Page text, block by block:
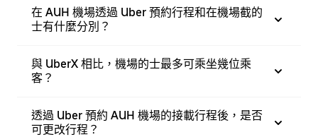
在 AUH 機場透過 Uber 預約行程和在機場截的
士有什麼分別？
與 UberX 相比，機場的士最多可乘坐幾位乘
客？
透過 Uber 預約 AUH 機場的接載行程後，是否
可更改行程？